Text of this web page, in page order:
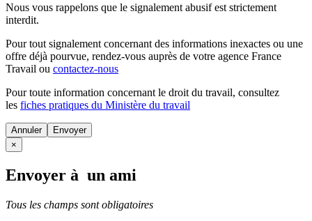
Nous vous rappelons que le signalement abusif est strictement
interdit.
Pour tout signalement concernant des informations inexactes ou une
offre déjà pourvue, rendez-vous auprès de votre agence France
Travail ou contactez-nous
Pour toute information concernant le droit du travail, consultez
les fiches pratiques du Ministère du travail
Annuler
×
Envoyer à un ami
Tous les champs sont obligatoires